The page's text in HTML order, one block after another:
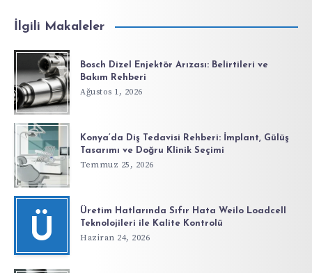
İlgili Makaleler
Bosch Dizel Enjektör Arızası: Belirtileri ve
Bakım Rehberi
Ağustos 1, 2026
Konya’da Diş Tedavisi Rehberi: İmplant, Gülüş
Tasarımı ve Doğru Klinik Seçimi
Temmuz 25, 2026
Ü
Üretim Hatlarında Sıfır Hata Weilo Loadcell
Teknolojileri ile Kalite Kontrolü
Haziran 24, 2026